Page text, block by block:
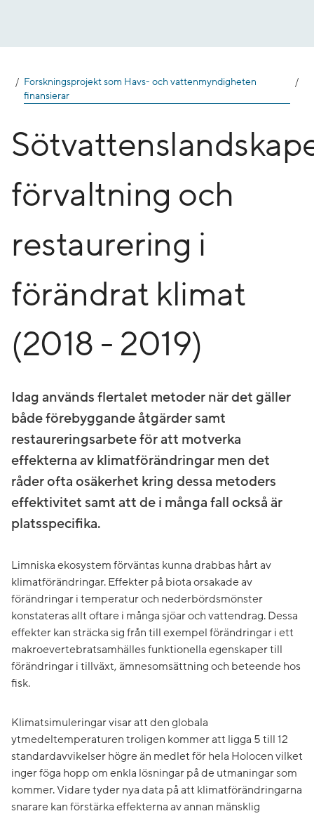
Forskningsprojekt som Havs- och vattenmyndigheten
finansierar
förvaltning och
restaurering i
förändrat klimat
(2018 - 2019)
Idag används flertalet metoder när det gäller
både förebyggande åtgärder samt
restaureringsarbete för att motverka
effekterna av klimatförändringar men det
råder ofta osäkerhet kring dessa metoders
effektivitet samt att de i många fall också är
platsspecifika.
Limniska ekosystem förväntas kunna drabbas hårt av
klimatförändringar. Effekter på biota orsakade av
förändringar i temperatur och nederbördsmönster
konstateras allt oftare i många sjöar och vattendrag. Dessa
effekter kan sträcka sig från till exempel förändringar i ett
makroevertebratsamhälles funktionella egenskaper till
förändringar i tillväxt, ämnesomsättning och beteende hos
fisk.
Klimatsimuleringar visar att den globala
ytmedeltemperaturen troligen kommer att ligga 5 till 12
standardavvikelser högre än medlet för hela Holocen vilket
inger föga hopp om enkla lösningar på de utmaningar som
kommer. Vidare tyder nya data på att klimatförändringarna
snarare kan förstärka effekterna av annan mänsklig